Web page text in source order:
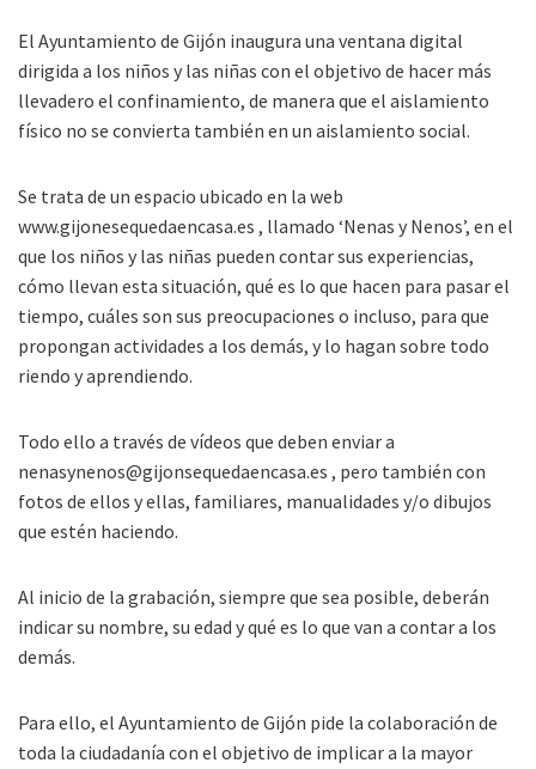
El Ayuntamiento de Gijón inaugura una ventana digital
dirigida a los niños y las niñas con el objetivo de hacer más
llevadero el confinamiento, de manera que el aislamiento
físico no se convierta también en un aislamiento social.
Se trata de un espacio ubicado en la web
www.gijonesequedaencasa.es , llamado ‘Nenas y Nenos’, en el
que los niños y las niñas pueden contar sus experiencias,
cómo llevan esta situación, qué es lo que hacen para pasar el
tiempo, cuáles son sus preocupaciones o incluso, para que
propongan actividades a los demás, y lo hagan sobre todo
riendo y aprendiendo.
Todo ello a través de vídeos que deben enviar a
nenasynenos@gijonsequedaencasa.es , pero también con
fotos de ellos y ellas, familiares, manualidades y/o dibujos
que estén haciendo.
Al inicio de la grabación, siempre que sea posible, deberán
indicar su nombre, su edad y qué es lo que van a contar a los
demás.
Para ello, el Ayuntamiento de Gijón pide la colaboración de
toda la ciudadanía con el objetivo de implicar a la mayor